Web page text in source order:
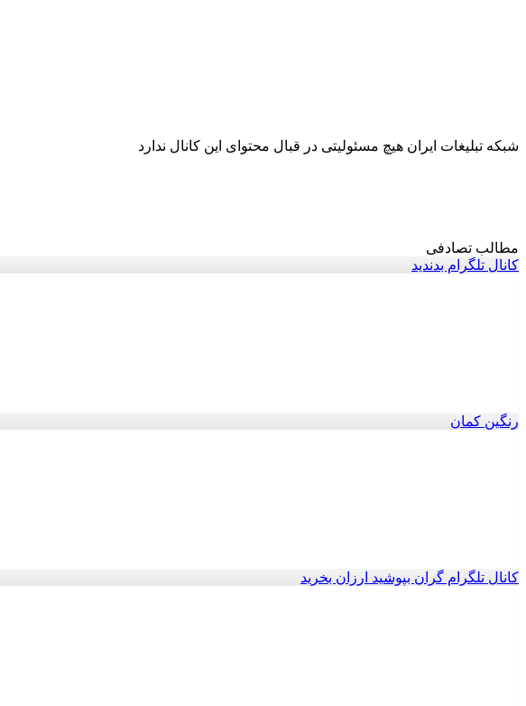
شبکه تبلیغات ایران هیچ مسئولیتی در قبال محتوای این کانال ندارد
مطالب تصادفی
کانال تلگرام بدندید
رنگین کمان
کانال تلگرام گران بپوشید ارزان بخرید